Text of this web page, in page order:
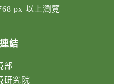
px 以上瀏覽
結
部
研究院